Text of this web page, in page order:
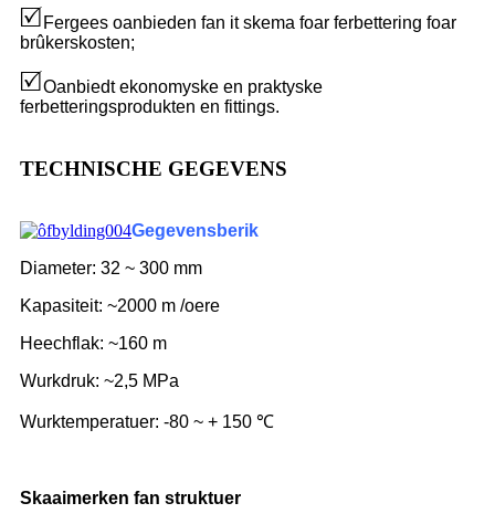
Fergees oanbieden fan it skema foar ferbettering foar
brûkerskosten;
Oanbiedt ekonomyske en praktyske
ferbetteringsprodukten en fittings.
TECHNISCHE GEGEVENS
Gegevensberik
Diameter: 32 ~ 300 mm
Kapasiteit: ~2000 m /oere
Heechflak: ~160 m
Wurkdruk: ~2,5 MPa
Wurktemperatuer: -80 ~ + 150 ℃
Skaaimerken fan struktuer